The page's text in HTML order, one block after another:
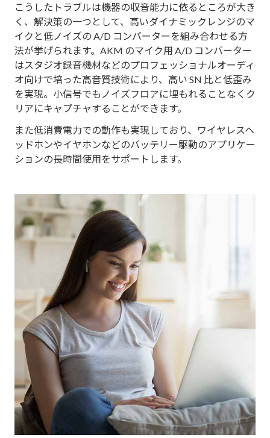
こうしたトラブルは機器の収音能力に依るところが大き
く、解決策の一つとして、高いダイナミックレンジのマ
イクと低ノイズの A/D コンバーターを組み合わせる方
法が挙げられます。AKM のマイク用 A/D コンバーター
はスタジオ録音機材などのプロフェッショナルオーディ
オ向けで培った高音質技術により、高い SN 比と低歪み
を実現。小信号でもノイズフロアに埋もれることなくク
リアにキャプチャすることができます。
また低消費電力での動作も実現しており、ワイヤレスヘ
ッドホンやイヤホンなどのバッテリー駆動のアプリケー
ションの長時間使用をサポートします。